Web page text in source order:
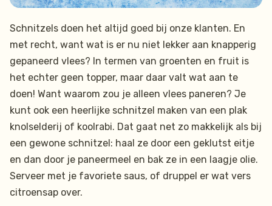
Schnitzels doen het altijd goed bij onze klanten. En
met recht, want wat is er nu niet lekker aan knapperig
gepaneerd vlees? In termen van groenten en fruit is
het echter geen topper, maar daar valt wat aan te
doen! Want waarom zou je alleen vlees paneren? Je
kunt ook een heerlijke schnitzel maken van een plak
knolselderij of koolrabi. Dat gaat net zo makkelijk als bij
een gewone schnitzel: haal ze door een geklutst eitje
en dan door je paneermeel en bak ze in een laagje olie.
Serveer met je favoriete saus, of druppel er wat vers
citroensap over.